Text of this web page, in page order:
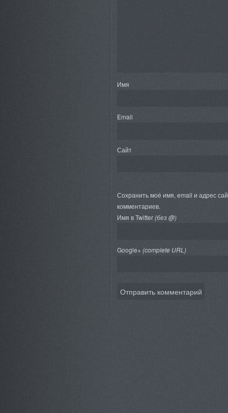
Имя
Email
Сайт
Сохранить моё имя, email и адрес
комментариев.
Имя в Twitter(без @)
Google+ (complete URL)